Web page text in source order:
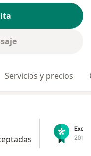
Servicios y precios